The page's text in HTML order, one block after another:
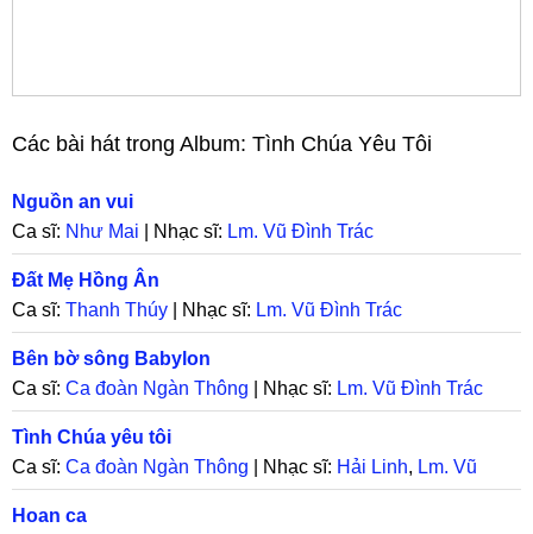
Các bài hát trong Album: Tình Chúa Yêu Tôi
Nguồn an vui
Ca sĩ: Như Mai | Nhạc sĩ: Lm. Vũ Đình Trác
Đất Mẹ Hồng Ân
Ca sĩ: Thanh Thúy | Nhạc sĩ: Lm. Vũ Đình Trác
Bên bờ sông Babylon
Ca sĩ: Ca đoàn Ngàn Thông | Nhạc sĩ: Lm. Vũ Đình Trác
Tình Chúa yêu tôi
Ca sĩ: Ca đoàn Ngàn Thông | Nhạc sĩ: Hải Linh, Lm. Vũ
Đình Trác
Hoan ca